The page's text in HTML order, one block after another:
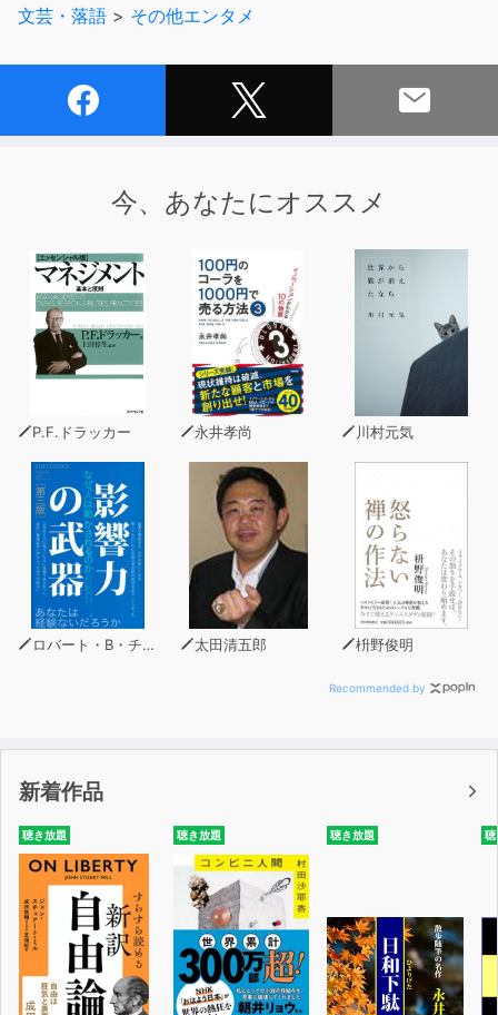
文芸・落語 > その他エンタメ
今、あなたにオススメ
P.F.ドラッカー 永井孝尚 川村元気
ロバート・B・チャルディーニ 太田清五郎 枡野俊明
Recommended by
新着作品
聴き放題 聴き放題 聴き放題 聴